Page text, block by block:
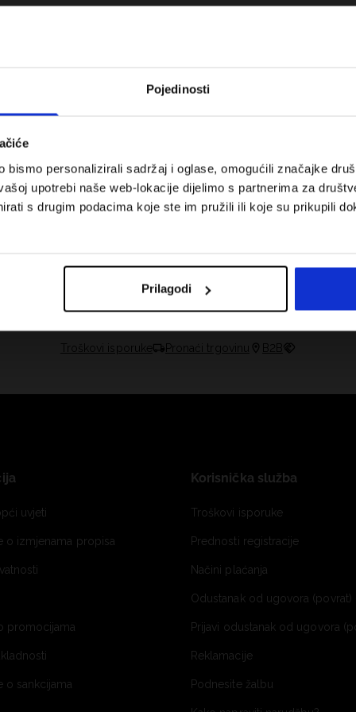
Pojedinosti
bismo personalizirali sadržaj i oglase, omogućili značajke
upotrebi naše web-lokacije dijelimo s partnerima za
s drugim podacima koje ste im pružili ili koje su prikupili
Prilagodi
Troškovi isporuke Pronaći trgovinu B2B
uvjeti
o izmjenama propisa
promocijama
o sankcijama
Korisnička služba
Troškovi isporuke
Prednosti registracije
Načini plaćanja
Odustanak od ugovora (povrat)
Prijavi odustanak od ugovora
Reklamacije
Podnesite žalbu